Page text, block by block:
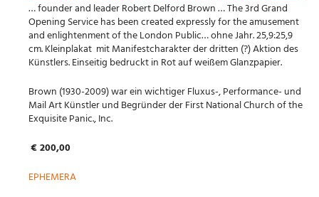
… founder and leader Robert Delford Brown … The 3rd Grand
Opening Service has been created expressly for the amusement
and enlightenment of the London Public… ohne Jahr. 25,9:25,9
cm. Kleinplakat mit Manifestcharakter der dritten (?) Aktion des
Künstlers. Einseitig bedruckt in Rot auf weißem Glanzpapier.
Brown (1930-2009) war ein wichtiger Fluxus-, Performance- und
Mail Art Künstler und Begründer der First National Church of the
Exquisite Panic., Inc.
€ 200,00
EPHEMERA